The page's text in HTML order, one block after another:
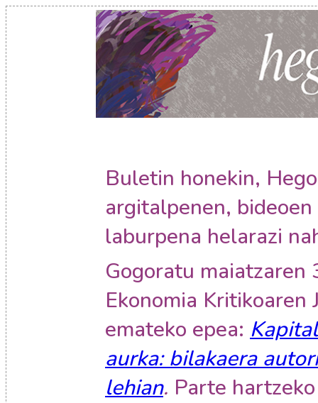
Buletin honekin,
argitalpenen,
laburpena helarazi
Gogoratu maiatzaren
Ekonomia Kritikoaren
emateko epea:
aurka: bilakaera
lehian. Parte